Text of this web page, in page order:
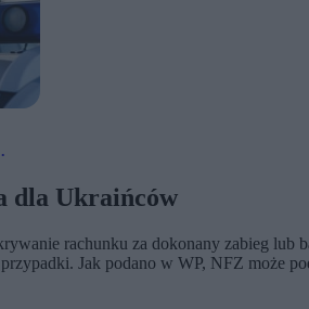
dla Ukraińców
rachunku za dokonany zabieg lub
Jak podano w WP, NFZ może